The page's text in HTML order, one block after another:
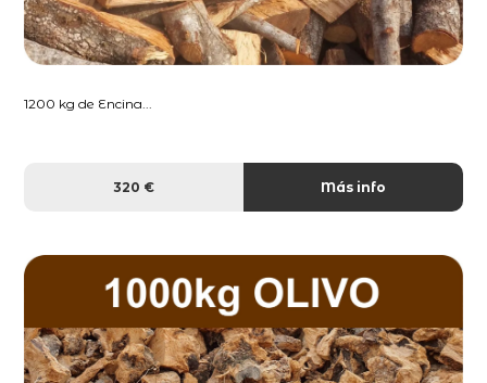
1200 kg de Encina...
320 € Más info